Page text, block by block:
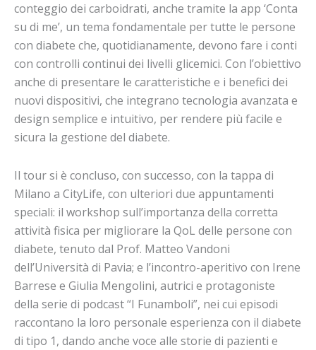
conteggio dei carboidrati, anche tramite la app ‘Conta
su di me’, un tema fondamentale per tutte le persone
con diabete che, quotidianamente, devono fare i conti
con controlli continui dei livelli glicemici. Con l’obiettivo
anche di presentare le caratteristiche e i benefici dei
nuovi dispositivi, che integrano tecnologia avanzata e
design semplice e intuitivo, per rendere più facile e
sicura la gestione del diabete.
Il tour si è concluso, con successo, con la tappa di
Milano a CityLife, con ulteriori due appuntamenti
speciali: il workshop sull’importanza della corretta
attività fisica per migliorare la QoL delle persone con
diabete, tenuto dal Prof. Matteo Vandoni
dell’Università di Pavia; e l’incontro-aperitivo con Irene
Barrese e Giulia Mengolini, autrici e protagoniste
della serie di podcast “I Funamboli”, nei cui episodi
raccontano la loro personale esperienza con il diabete
di tipo 1, dando anche voce alle storie di pazienti e